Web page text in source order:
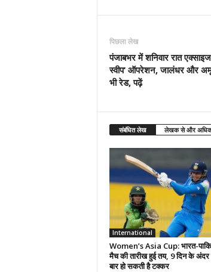
पिछला लेख
पंजाबभर में शनिवार रात
स्वीप’ ऑपरेशन, जालंधर और
भी रेड, पढ़ें
संबंधित लेख लेखक से और
International
Women’s Asia Cup: भारत-
मैच की तारीख हुई तय, 9 दिन के अंदर
बार हो सकती है टक्कर